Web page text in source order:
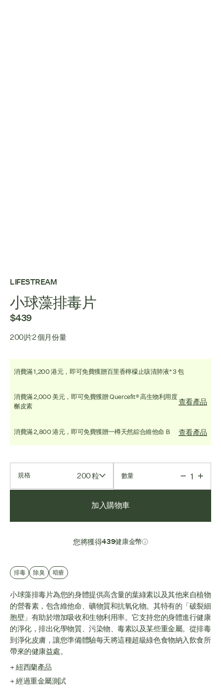
LIFESTREAM
小球藻排毒片
$439
200 片2 個月份量
排毒 除臭 暗瘡
小球藻排毒片為您的身體提供高含量的葉綠素以及其他來自植物
的營養素，包含維他命、礦物質和抗氧化物。其特有的「破裂細
胞壁」有助於增加吸收和生物利用率。它支持您的身體進行健康
的淨化，排出化學物質、污染物、毒素以及某些重金屬。從排毒
到淨化皮膚，讓您準備體驗每天將這種超級綠色食物納入飲食所
帶來的健康益處。
+ 紐西蘭產品
+ 經過重金屬測試
消費滿 1,200 港元，即可免費獲贈百里香檸檬止咳清肺液* 3 包
消費滿 2,000 美元，即可免費獲贈 Quercefit® 高生物利用度
槲皮素
查看產品
消費滿 2,800 港元，即可免費獲贈一樽天然綜合維他命 B 查看產品
規格 200 粒 數量
加入購物車
您將獲得439健康金幣